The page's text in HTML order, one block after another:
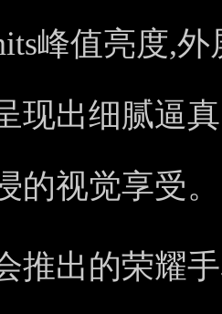
峰值亮度,
现出细腻逼
的视觉享受。
推出的荣耀